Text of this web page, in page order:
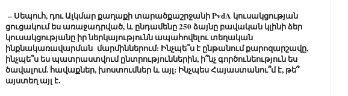
– Սեպուհ, դու Ալկմար քաղաքի տարածքաշրջանի PvdA կուսակցության
ցուցակում ես առաջադրված, և ընդամենը 250 ձայնը բավական կլինի ձեր
կուսակցությանը իր ներկայությունն ապահովելու տեղական
ինքնակառավարման մարմիններում: Ինչպե՞ս է ընթանում քարոզարշավը,
ինչպե՞ս ես պատրաստվում ընտրություններին, ի՞նչ գործունեություն ես
ծավալում. հավաքներ, խոստումներ և այլ: Ինչպես Հայաստանու՞մ է, թե՞
այստեղ այլ է.